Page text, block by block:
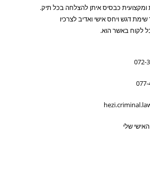
ומקצועית כבסיס איתן להצלחה בכל תיק.
שימת דגש ויחס אישי ואדיב לצרכיו
לקוח באשר הוא.
שלי